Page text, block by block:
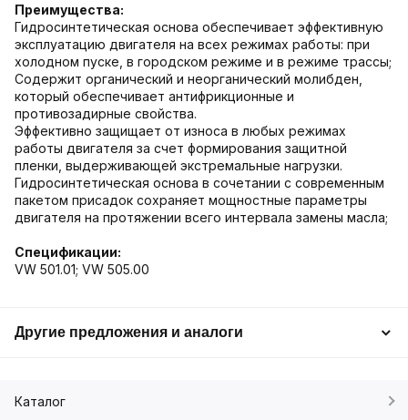
Преимущества:
Гидросинтетическая основа обеспечивает эффективную
эксплуатацию двигателя на всех режимах работы: при
холодном пуске, в городском режиме и в режиме трассы;
Содержит органический и неорганический молибден,
который обеспечивает антифрикционные и
противозадирные свойства.
Эффективно защищает от износа в любых режимах
работы двигателя за счет формирования защитной
пленки, выдерживающей экстремальные нагрузки.
Гидросинтетическая основа в сочетании с современным
пакетом присадок сохраняет мощностные параметры
двигателя на протяжении всего интервала замены масла;
Спецификации:
VW 501.01; VW 505.00
Другие предложения и аналоги
Каталог